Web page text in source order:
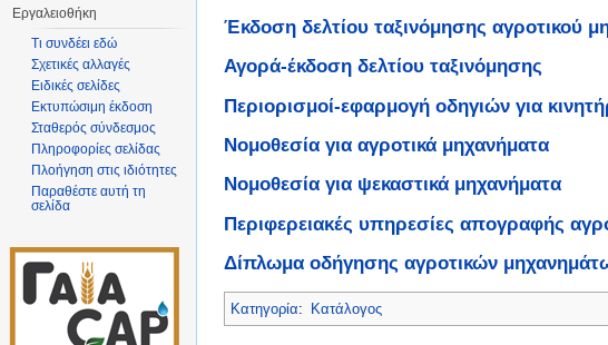
Έκδοση δελτίου ταξινόμησης αγροτικού
Αγορά-έκδοση δελτίου ταξινόμησης
Περιορισμοί-εφαρμογή οδηγιών για
Νομοθεσία για αγροτικά μηχανήματα
Νομοθεσία για ψεκαστικά μηχανήματα
Περιφερειακές υπηρεσίες απογραφής
Δίπλωμα οδήγησης αγροτικών
Κατηγορία: Κατάλογος
Εργαλειοθήκη
Τι συνδέει εδώ
Σχετικές αλλαγές
Ειδικές σελίδες
Εκτυπώσιμη έκδοση
Σταθερός σύνδεσμος
Πληροφορίες σελίδας
Πλοήγηση στις ιδιότητες
Παραθέστε αυτή τη
σελίδα